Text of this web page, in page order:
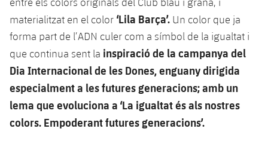
Fotos
Palmarès
Història
Aleví
Calendari
Entrades
Resultats
Classificació
Barça Atlètic
plusicon
més
Actualitat
Calendari
Resultats
Jugadors
Base
plusicon
més
Actualitat
Junior
Campus Estiu
PLUSICON
MÉS
Informació general
materialitzat en el color ‘Lila Barça’. Un color que ja
forma part de l’ADN culer com a símbol de la igualtat i
que continua sent la inspiració de la campanya del
Dia Internacional de les Dones, enguany dirigida
especialment a les futures generacions; amb un
lema que evoluciona a ‘La igualtat és als nostres
colors. Empoderant futures generacions’.